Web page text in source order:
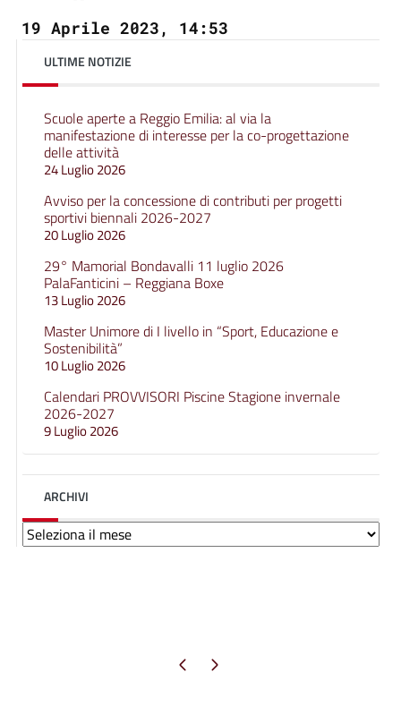
19 Aprile 2023, 14:53
ULTIME NOTIZIE
Scuole aperte a Reggio Emilia: al via la
manifestazione di interesse per la co-progettazione
delle attività
24 Luglio 2026
Avviso per la concessione di contributi per progetti
sportivi biennali 2026-2027
20 Luglio 2026
29° Mamorial Bondavalli 11 luglio 2026
PalaFanticini – Reggiana Boxe
13 Luglio 2026
Master Unimore di I livello in “Sport, Educazione e
Sostenibilità”
10 Luglio 2026
Calendari PROVVISORI Piscine Stagione invernale
2026-2027
9 Luglio 2026
ARCHIVI
Archivi
Pagina precedente
Pagina successiva